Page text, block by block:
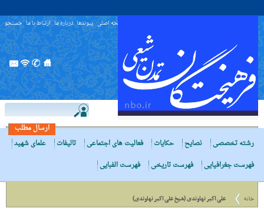
صفحه اصلی پیوندها درباره ما ارتباط با ما جستجو
ارسال مطلب
رشته تخصصی
نصایح حکایات فعالیت های اجتماعی تالیفات
علمای شهید
فهرست جغرافیایی
فهرست تاریخی فهرست الفبایی
خانه علی اکبر نهاوندی (شیخ علی اکبر نهاوندی)